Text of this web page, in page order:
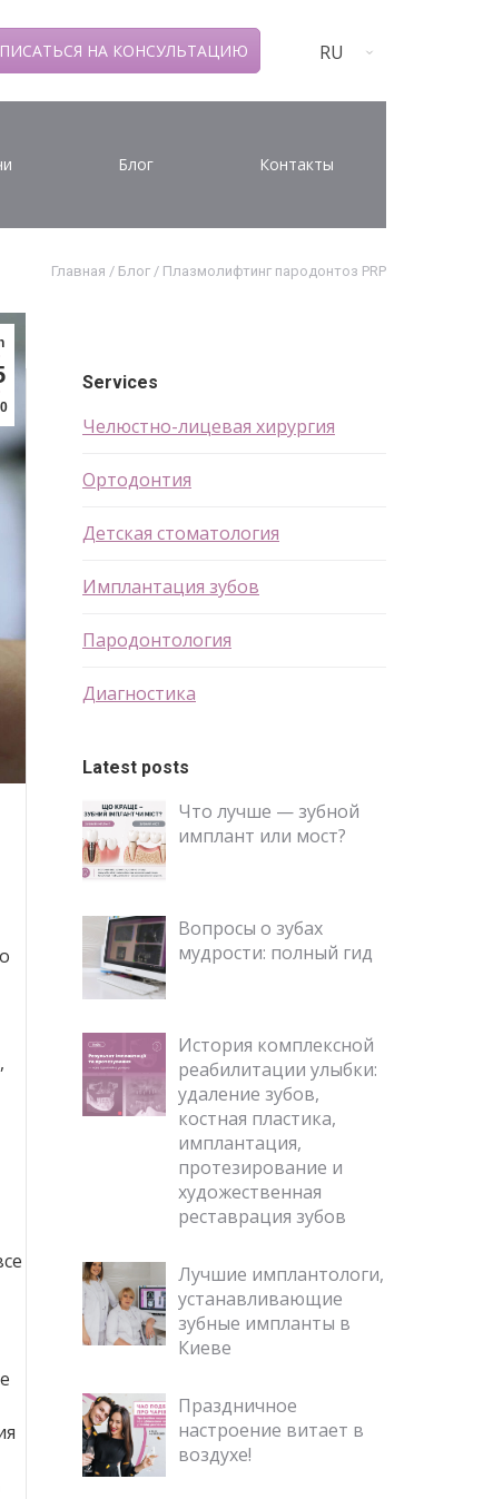
НА КОНСУЛЬТАЦИЮ RU
Блог Контакты
Главная / Блог / Плазмолифтинг пародонтоз PRP
Services
Челюстно-лицевая хирургия
Ортодонтия
Детская стоматология
Имплантация зубов
Пародонтология
Диагностика
Latest posts
Что лучше — зубной
имплант или мост?
Вопросы о зубах
мудрости: полный гид
История комплексной
реабилитации улыбки:
удаление зубов,
костная пластика,
имплантация,
протезирование и
художественная
реставрация зубов
Лучшие имплантологи,
устанавливающие
зубные импланты в
Киеве
Праздничное
настроение витает в
воздухе!